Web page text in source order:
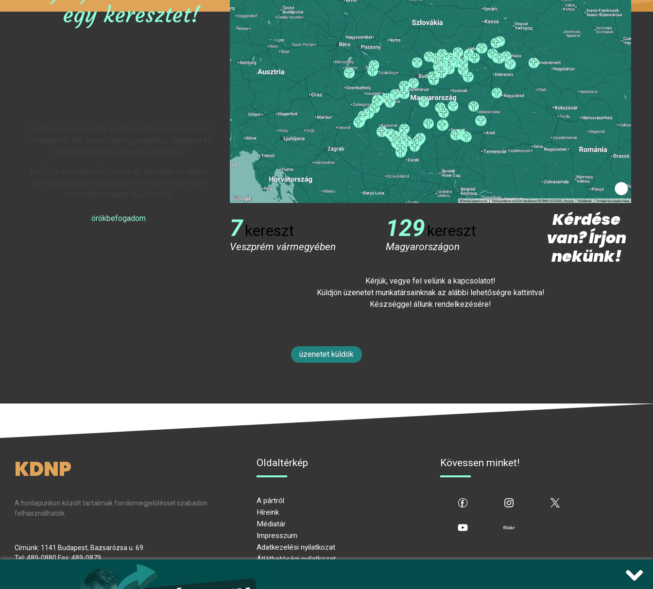
egy keresztet!
örökbefogadom 7kereszt
Veszprém vármegyében
129kereszt
Magyarországon
Kérdése
van? Írjon
nekünk!
Kérjük, vegye fel velünk a kapcsolatot!
Küldjön üzenetet munkatársainknak az alábbi lehetőségre kattintva!
Készséggel állunk rendelkezésére!
üzenetet küldök
KDNP
A honlapunkon közölt tartalmak forrásmegjelöléssel szabadon
felhasználhatók.
Címünk: 1141 Budapest, Bazsarózsa u. 69.
Tel: 489-0880 Fax: 489-0879
hu(kdnp[at]kdnp[dot]hu)
Oldaltérkép
A pártról
Híreink
Médiatár
Impresszum
Adatkezelési nyilatkozat
Átláthatósági nyilatkozat
Kövessen minket!
flickr